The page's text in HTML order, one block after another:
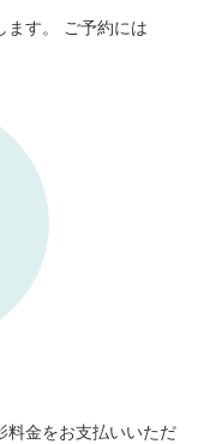
ます。 ご予約には
料金をお支払いいただ